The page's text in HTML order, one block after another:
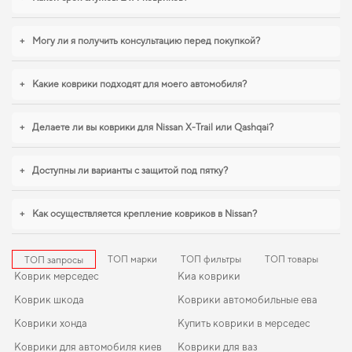
аккуратный внешний вид,коврики для авто hyundai tucson
помогать вам поддерживать авто в отличном состоянии, предлагая только
качественную продукцию.
+ Могу ли я получить консультацию перед покупкой?
+ Какие коврики подходят для моего автомобиля?
+ Делаете ли вы коврики для Nissan X-Trail или Qashqai?
+ Доступны ли варианты с защитой под пятку?
+ Как осуществляется крепление ковриков в Nissan?
ТОП запросы ТОП марки ТОП фильтры ТОП товары
Коврик мерседес
Коврик шкода
Коврики хонда
Коврики для автомобиля киев
Киа коврики
Коврики автомобильные ева
Купить коврики в мерседес
Коврики для ваз